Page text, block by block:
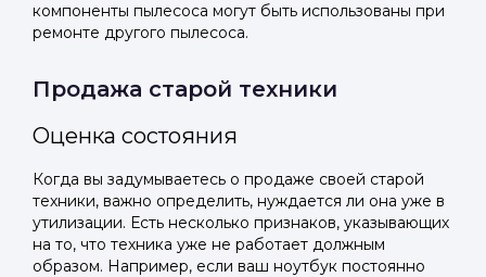
компоненты пылесоса могут быть использованы при
ремонте другого пылесоса.
Продажа старой техники
Оценка состояния
Когда вы задумываетесь о продаже своей старой
техники, важно определить, нуждается ли она уже в
утилизации. Есть несколько признаков, указывающих
на то, что техника уже не работает должным
образом. Например, если ваш ноутбук постоянно